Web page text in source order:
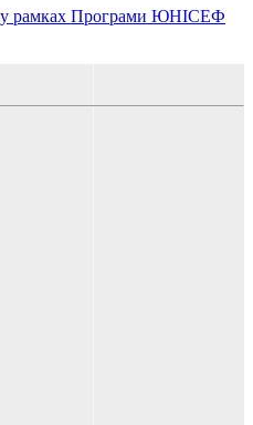
у рамках Програми ЮНІСЕФ